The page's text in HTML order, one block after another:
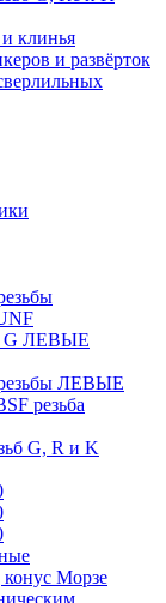
клинья
и развёрток
G ЛЕВЫЕ
ЛЕВЫЕ
резьба
G, R и K
конус Морзе